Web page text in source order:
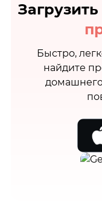
Загрузить
Быстро,
найдите